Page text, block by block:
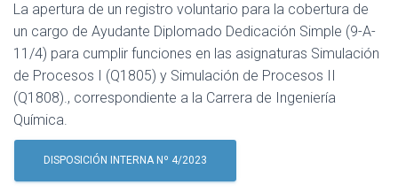
La apertura de un registro voluntario para la cobertura de
un cargo de Ayudante Diplomado Dedicación Simple (9-A-
11/4) para cumplir funciones en las asignaturas Simulación
de Procesos I (Q1805) y Simulación de Procesos II
(Q1808)., correspondiente a la Carrera de Ingeniería
Química.
DISPOSICIÓN INTERNA Nº 4/2023